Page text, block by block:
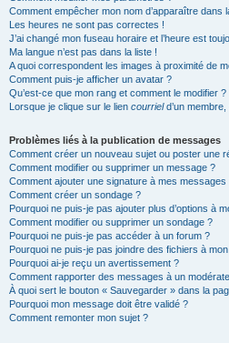
Comment empêcher mon nom d’apparaître
Les heures ne sont pas correctes !
J’ai changé mon fuseau horaire et l’heure est
Ma langue n’est pas dans la liste !
A quoi correspondent les images à proximité de
Comment puis-je afficher un avatar ?
Qu’est-ce que mon rang et comment le modifier ?
Lorsque je clique sur le lien courrield’un
Problèmes liés à la publication de messages
Comment créer un nouveau sujet ou poster une
Comment modifier ou supprimer un message ?
Comment ajouter une signature à mes messages
Comment créer un sondage ?
Pourquoi ne puis-je pas ajouter plus d’options à
Comment modifier ou supprimer un sondage ?
Pourquoi ne puis-je pas accéder à un forum ?
Pourquoi ne puis-je pas joindre des fichiers à
Pourquoi ai-je reçu un avertissement ?
Comment rapporter des messages à un
À quoi sert le bouton « Sauvegarder » dans la
Pourquoi mon message doit être validé ?
Comment remonter mon sujet ?